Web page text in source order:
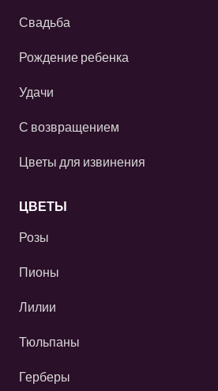
Свадьба
Рождение ребенка
Удачи
С возвращением
Цветы для извинения
ЦВЕТЫ
Розы
Пионы
Лилии
Тюльпаны
Герберы